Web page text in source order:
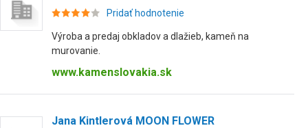
Pridať hodnotenie
Výroba a predaj obkladov a dlažieb, kameň na
murovanie.
www.kamenslovakia.sk
Jana Kintlerová MOON FLOWER